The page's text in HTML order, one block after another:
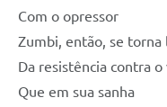
Com o opressor
Zumbi, então, se torna
Da resistência contra
Que em sua sanha